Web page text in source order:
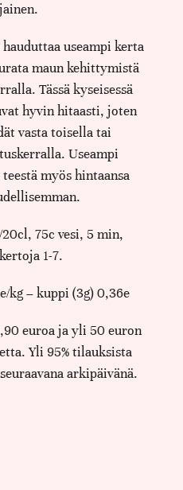
useampi kerta
maun kehittymistä
Tässä kyseisessä
hyvin hitaasti, joten
vasta toisella tai
Useampi
myös hintaansa
75c vesi, 5 min,
1-7.
kg – kuppi (3g) 0,36e
euroa ja yli 50 euron
Yli 95% tilauksista
arkipäivänä.